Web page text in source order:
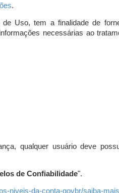
.
Uso, tem a finalidade de
necessárias ao
qualquer usuário deve
de Confiabilidade".
niveis-da-conta-govbr/saiba-